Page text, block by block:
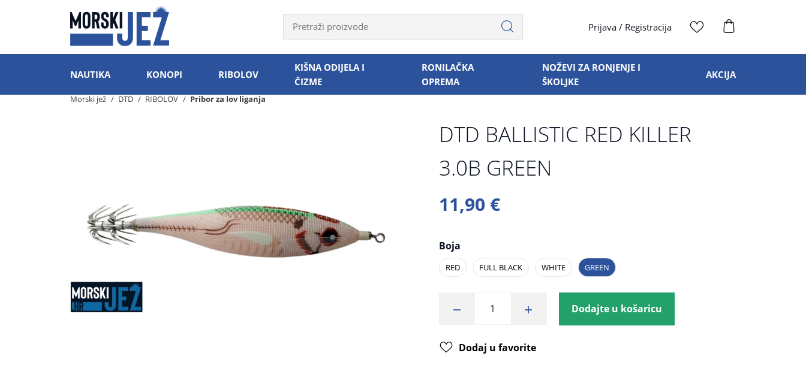
Prijava / Registracija
NAUTIKA KONOPI RIBOLOV
KIŠNA ODIJELA I
ČIZME
RONILAČKA
OPREMA
NOŽEVI ZA RONJENJE I
ŠKOLJKE
AKCIJA
Morski jež DTD RIBOLOV Pribor za lov liganja
DTD BALLISTIC RED KILLER
3.0B GREEN
11,90 €
Boja
RED FULL BLACK WHITE GREEN
Dodajte u košaricu
Dodaj u favorite